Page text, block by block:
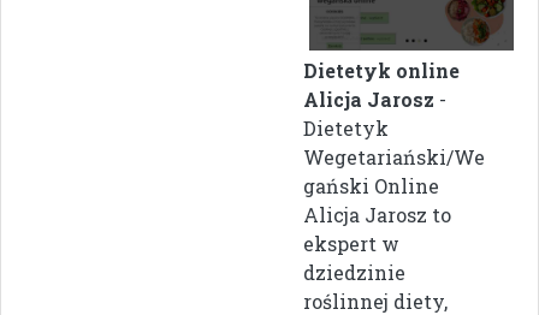
Dietetyk online
Alicja Jarosz -
Dietetyk
Wegetariański/We
gański Online
Alicja Jarosz to
ekspert w
dziedzinie
roślinnej diety,